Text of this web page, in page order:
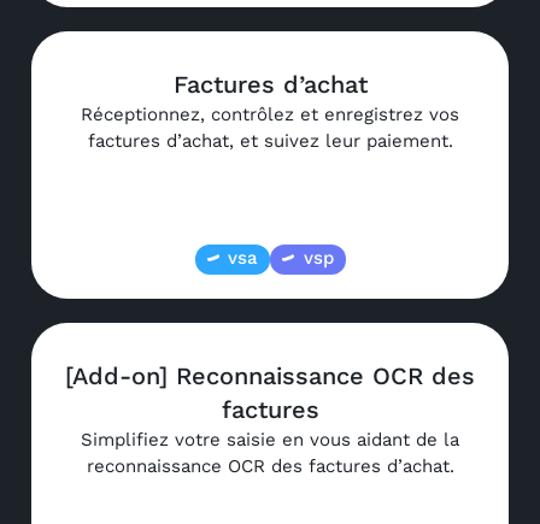
Factures d’achat
Réceptionnez, contrôlez et enregistrez vos
factures d’achat, et suivez leur paiement.
vsa vsp
[Add-on] Reconnaissance OCR des
factures
Simplifiez votre saisie en vous aidant de la
reconnaissance OCR des factures d’achat.